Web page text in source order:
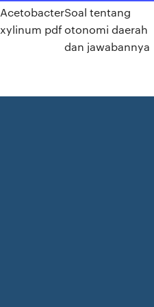
Acetobacter
xylinum pdf
Soal tentang
otonomi daerah
dan jawabannya